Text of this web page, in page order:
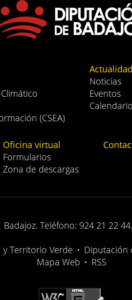
(CSEA)
Actualidad
Noticias
Eventos
Calendario
Oficina virtual
Formularios
Zona de descargas
Teléfono: 924 21 22
y Territorio Verde • Diputación
Mapa Web • RSS